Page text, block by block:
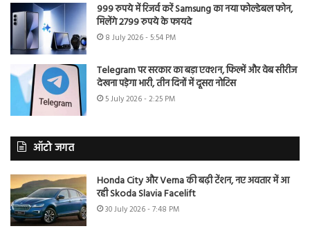
999 रुपये में रिजर्व करें Samsung का नया फोल्डेबल फोन,
मिलेंगे 2799 रुपये के फायदे
8 July 2026 - 5:54 PM
Telegram पर सरकार का बड़ा एक्शन, फिल्में और वेब सीरीज
देखना पड़ेगा भारी, तीन दिनों में दूसरा नोटिस
5 July 2026 - 2:25 PM
ऑटो जगत
Honda City और Verna की बढ़ी टेंशन, नए अवतार में आ
रही Skoda Slavia Facelift
30 July 2026 - 7:48 PM